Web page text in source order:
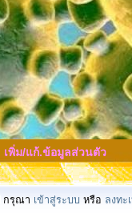
เพิ่ม/แก้.ข้อมูลส่วนตัว
กรุณา เข้าสู่ระบบ หรือ ลงทะ